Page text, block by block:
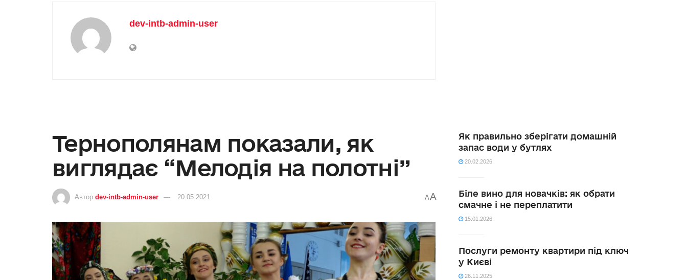
dev-intb-admin-user
Тернополянам показали, як
виглядає “Мелодія на полотні”
Автор dev-intb-admin-user 20.05.2021 AA
Як правильно зберігати домашній
запас води у бутлях
20.02.2026
Біле вино для новачків: як обрати
смачне і не переплатити
15.01.2026
Послуги ремонту квартири під ключ
у Києві
26.11.2025